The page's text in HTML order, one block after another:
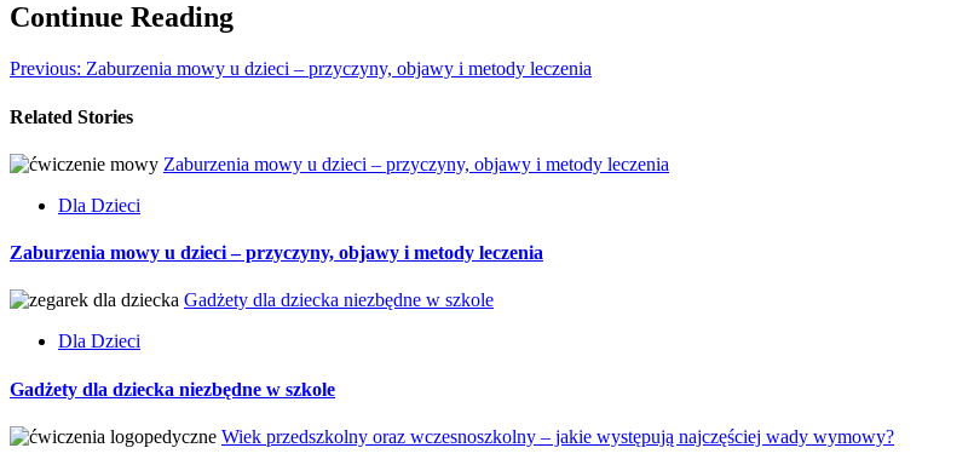
Continue Reading
Previous: Zaburzenia mowy u dzieci – przyczyny, objawy i metody leczenia
Related Stories
Zaburzenia mowy u dzieci – przyczyny, objawy i metody leczenia
Dla Dzieci
Zaburzenia mowy u dzieci – przyczyny, objawy i metody leczenia
Gadżety dla dziecka niezbędne w szkole
Dla Dzieci
Gadżety dla dziecka niezbędne w szkole
Wiek przedszkolny oraz wczesnoszkolny – jakie występują najczęściej wady wymowy?